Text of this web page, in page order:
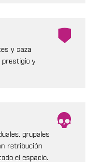
y caza
prestigio y
grupales
retribución
el espacio.